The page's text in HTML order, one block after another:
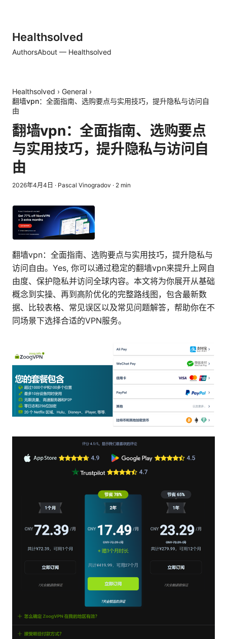
Healthsolved
AuthorsAbout — Healthsolved
Healthsolved › General ›
翻墙vpn：全面指南、选购要点与实用技巧，提升隐私与访问自
由
翻墙vpn：全面指南、选购要点
与实用技巧，提升隐私与访问自
由
2026年4月4日 · Pascal Vinogradov · 2 min
翻墙vpn：全面指南、选购要点与实用技巧，提升隐私与
访问自由。Yes, 你可以通过稳定的翻墙vpn来提升上网自
由度、保护隐私并访问全球内容。本文将为你展开从基础
概念到实操、再到高阶优化的完整路线图，包含最新数
据、比较表格、常见误区以及常见问题解答，帮助你在不
同场景下选择合适的VPN服务。